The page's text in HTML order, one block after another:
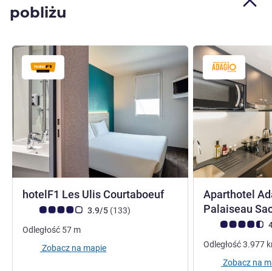
pobliżu
hotelF1 Les Ulis Courtaboeuf 1 gwiazdka
Ocena klientów (Ocena ALL)
3.9/5 (133Liczba opinii
)
Odległość 57 m
Zobacz na mapie
Aparthotel
Palaiseau
Ocena klientów
Odległość3.977
Zobacz na